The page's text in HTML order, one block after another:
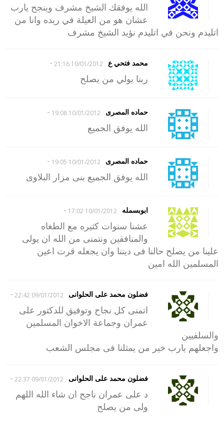
الله يوفقك الشيخ مشرف وينجح يارب
عشان هو من العيلة في ريده وانا من
اتليدم ونحن في اتليدم نؤيد الشيخ مشرف
محمد فتحي ع 10/01/2012 21:16
-
ربنا يولي من يصلح
حماده المصرى 10/01/2012 19:08
-
الله يوفق الجميع
حماده المصرى 10/01/2012 19:05
-
الله يوفق الجميع بنى مزار البلاوى
ابوبسمله 10/01/2012 17:02
-
عشنا سنوات كثيره مع الطغاه
والمنافقين ونتمنى من الله ان يولى
علينا من يصلح حالنا فى ديننا وان يجعله قرت اعين
المسلمين الله امين
فضلون محمد على الحلوانى 09/01/2012 22:42
-
اتمنى كل نجاح وتوفيق للدكتور على
عمران وجماعة الاخوان المسلمين
والسلفيين
واجعلهم يارب خير من يمثلنا فى مجلس الشعب
فضلون محمد على الحلوانى 09/01/2012 22:37
-
د على عمران ناجح ان شاء الله اللهم
ولى من يصلح